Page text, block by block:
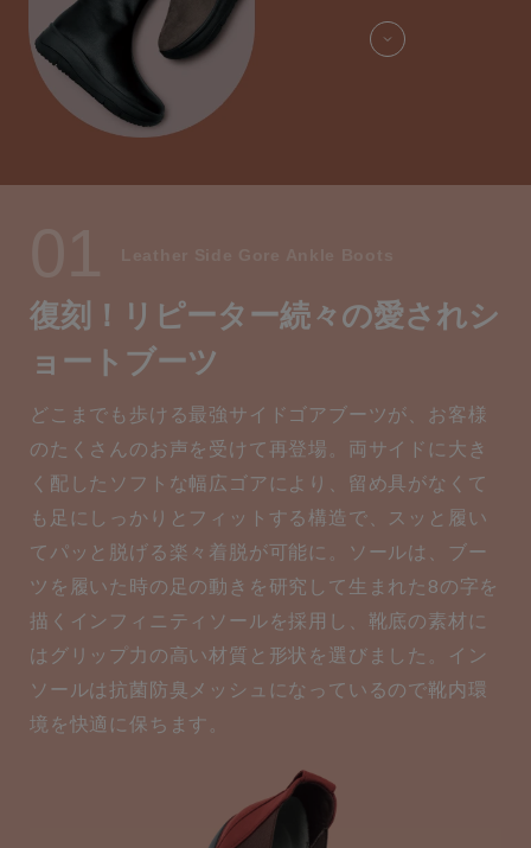
復刻！リピーター続々の愛されシ
ョートブーツ
どこまでも歩ける最強サイドゴアブーツが、お客様
のたくさんのお声を受けて再登場。両サイドに大き
く配したソフトな幅広ゴアにより、留め具がなくて
も足にしっかりとフィットする構造で、スッと履い
てパッと脱げる楽々着脱が可能に。ソールは、ブー
ツを履いた時の足の動きを研究して生まれた8の字を
描くインフィニティソールを採用し、靴底の素材に
はグリップ力の高い材質と形状を選びました。イン
ソールは抗菌防臭メッシュになっているので靴内環
境を快適に保ちます。